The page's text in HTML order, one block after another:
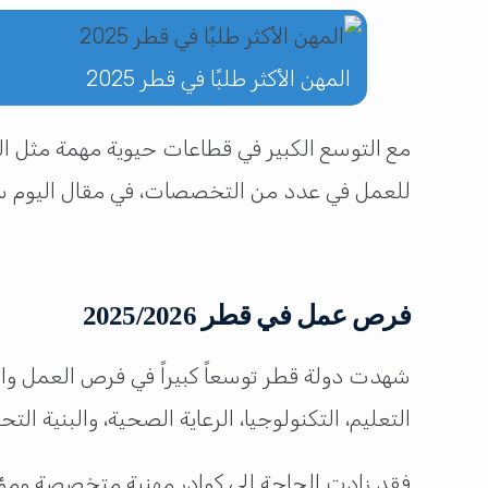
المهن الأكثر طلبًا في قطر 2025
مع التوسع الكبير في قطاعات حيوية مهمة مثل
للعمل في عدد من التخصصات، في مقال اليوم
فرص عمل في قطر 2025/2026
شهدت دولة قطر توسعاً كبيراً في فرص العمل
التعليم، التكنولوجيا، الرعاية الصحية،
فقد زادت الحاجة إلى كوادر مهنية متخصصة